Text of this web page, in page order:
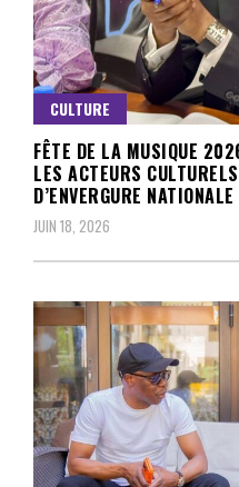
CULTURE
FÊTE DE LA MUSIQUE
LES ACTEURS
D’ENVERGURE NATIONALE
JUIN 18, 2026